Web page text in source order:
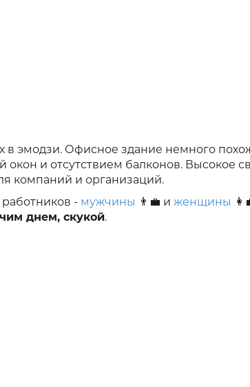
в эмодзи. Офисное здание немного
и отсутствием балконов. Высокое
компаний и организаций.
- мужчины 👨‍💼 и женщины
днем, скукой.